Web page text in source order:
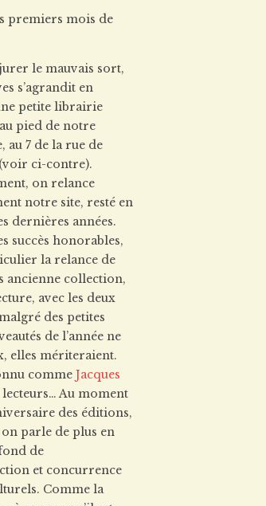
premiers mois de
le mauvais sort,
s’agrandit en
petite librairie
pied de notre
au 7 de la rue de
ci-contre).
on relance
notre site, resté en
dernières années.
succès honorables,
la relance de
ancienne collection,
avec les deux
des petites
de l’année ne
elles mériteraient.
comme Jacques
lecteurs… Au moment
des éditions,
parle de plus en
de
et concurrence
Comme la